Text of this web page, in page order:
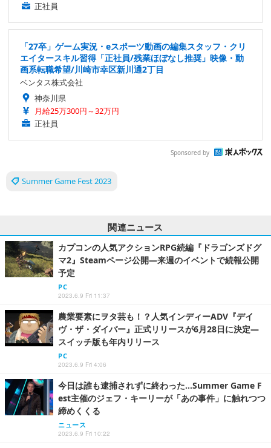
正社員
「27卒」ゲーム実況・eスポーツ動画の編集スタッフ・クリ
エイタースキル習得「正社員/残業ほぼなし推奨」映像・動
画系転職希望/川崎市幸区新川通2丁目
ベンタス株式会社
神奈川県
月給25万300円～32万円
正社員
Sponsored by
Summer Game Fest 2023
関連ニュース
カプコンの人気アクションRPG続編『ドラゴンズドグ
マ2』Steamページ公開―来週のイベントで続報公開
予定
PC
2023.6.9 Fri 11:37
農業要素にヲタ芸も！？人気インディーADV『デイ
ヴ・ザ・ダイバー』正式リリースが6月28日に決定―
スイッチ版も年内リリース
PC
2023.6.9 Fri 4:06
今日は誰も逮捕されずに終わった…Summer Game F
est主催のジェフ・キーリーが「あの事件」に触れつつ
締めくくる
ニュース
2023.6.9 Fri 10:22